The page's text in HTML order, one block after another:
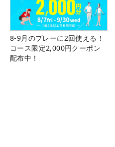
8-9月のプレーに2回使える！
コース限定2,000円クーポン
配布中！